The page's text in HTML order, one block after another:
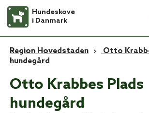
Hundeskove
i Danmark
Region Hovedstaden
Otto
hundegård
Otto Krabbes Plads
hundegård